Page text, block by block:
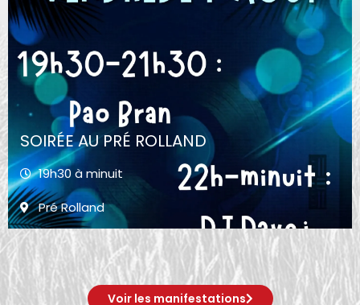
SOIRÉE AU PRÉ ROLLAND
19h30 à minuit
Pré Rolland
Voir les manifestations